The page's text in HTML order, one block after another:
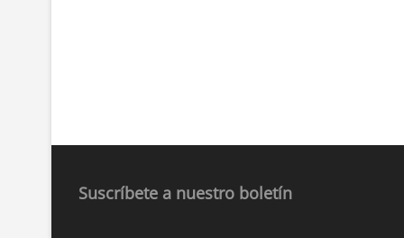
Suscríbete a nuestro boletín